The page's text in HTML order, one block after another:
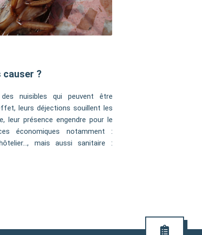
causer ?
nuisibles qui peuvent être
leurs déjections souillent les
leur présence engendre pour le
économiques notamment :
mais aussi sanitaire :